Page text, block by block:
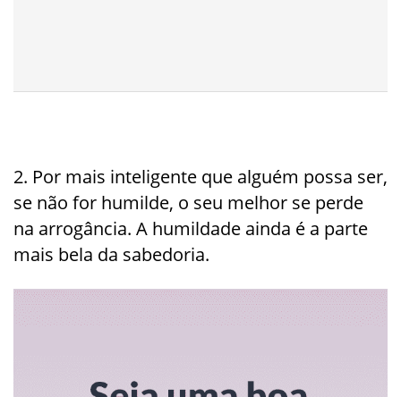
2. Por mais inteligente que alguém possa ser,
se não for humilde, o seu melhor se perde
na arrogância. A humildade ainda é a parte
mais bela da sabedoria.